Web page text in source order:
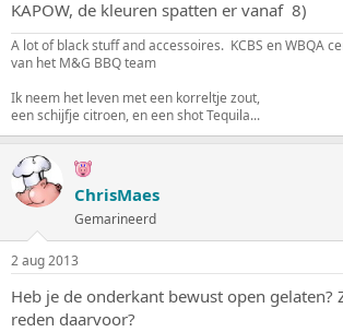
KAPOW, de kleuren spatten er vanaf 8)
A lot of black stuff and accessoires. KCBS en WBQA
van het M&G BBQ team
Ik neem het leven met een korreltje zout,
een schijfje citroen, en een shot Tequila...
ChrisMaes
Gemarineerd
2 aug 2013
Heb je de onderkant bewust open gelaten?
reden daarvoor?